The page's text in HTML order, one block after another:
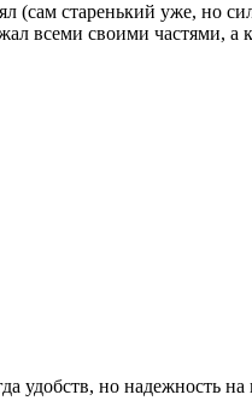
старенький уже, но
всеми своими частями, а
удобств, но надежность